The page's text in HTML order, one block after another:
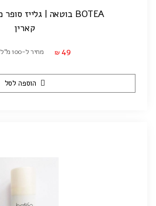
BOTEA בוטאה | גלייז סופר מפסל | 500 מ"ל
קארין
₪ 49 מחיר ל-100 מ"ל: ₪9.80
הוספה לסל